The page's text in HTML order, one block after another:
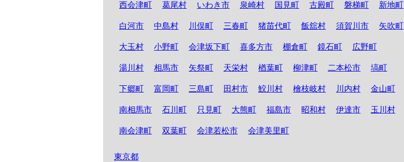
西会津町 葛尾村 いわき市 泉崎村 国見町 古殿町 磐梯町 新地町
白河市 中島村 川俣町 三春町 猪苗代町 飯舘村 須賀川市 矢吹町
大玉村 小野町 会津坂下町 喜多方市 棚倉町 鏡石町 広野町
湯川村 相馬市 矢祭町 天栄村 楢葉町 柳津町 二本松市 塙町
下郷町 富岡町 三島町 田村市 鮫川村 檜枝岐村 川内村 金山町
南相馬市 石川町 只見町 大熊町 福島市 昭和村 伊達市 玉川村
南会津町 双葉町 会津若松市 会津美里町
東京都